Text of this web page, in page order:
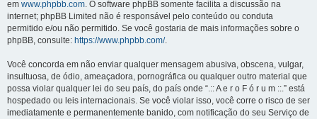
em www.phpbb.com. O software phpBB somente facilita a discussão na
internet; phpBB Limited não é responsável pelo conteúdo ou conduta
permitido e/ou não permitido. Se você gostaria de mais informações sobre o
phpBB, consulte: https://www.phpbb.com/.
Você concorda em não enviar qualquer mensagem abusiva, obscena, vulgar,
insultuosa, de ódio, ameaçadora, pornográfica ou qualquer outro material que
possa violar qualquer lei do seu país, do país onde “.:: A e r o F ó r u m ::.” está
hospedado ou leis internacionais. Se você violar isso, você corre o risco de ser
imediatamente e permanentemente banido, com notificação do seu Serviço de